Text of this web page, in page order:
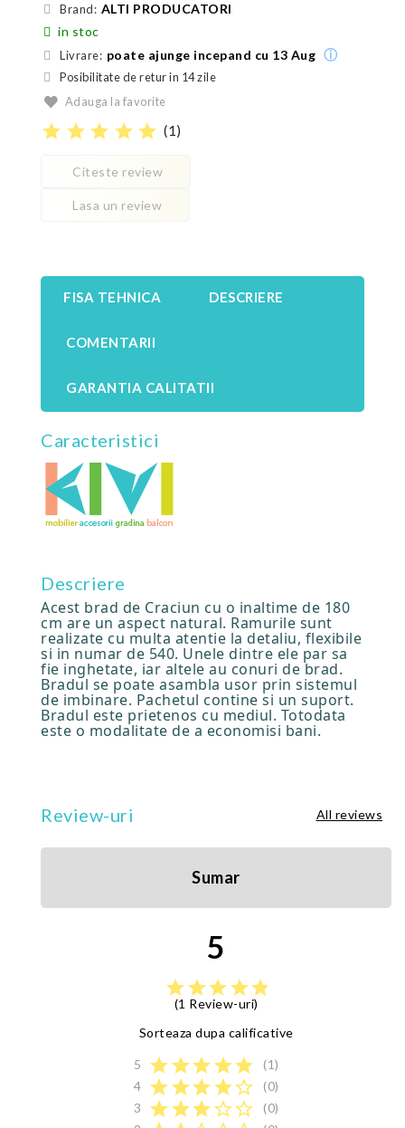
Brand: ALTI PRODUCATORI
in stoc
Livrare: poate ajunge incepand cu 13 Aug ⓘ
Posibilitate de retur in 14 zile
Adauga la favorite
star star star star star (1)
Citeste review
Lasa un review
FISA TEHNICA DESCRIERE
COMENTARII
GARANTIA CALITATII
Caracteristici
Descriere
Acest brad de Craciun cu o inaltime de 180
cm are un aspect natural. Ramurile sunt
realizate cu multa atentie la detaliu, flexibile
si in numar de 540. Unele dintre ele par sa
fie inghetate, iar altele au conuri de brad.
Bradul se poate asambla usor prin sistemul
de imbinare. Pachetul contine si un suport.
Bradul este prietenos cu mediul. Totodata
este o modalitate de a economisi bani.
Review-uri All reviews
Sumar
5
starstarstarstarstar
(1 Review-uri)
Sorteaza dupa calificative
5 starstarstarstarstar
(1)
4 starstarstarstarstar_border
(0)
3
starstarstarstar_borderstar_border
(0)